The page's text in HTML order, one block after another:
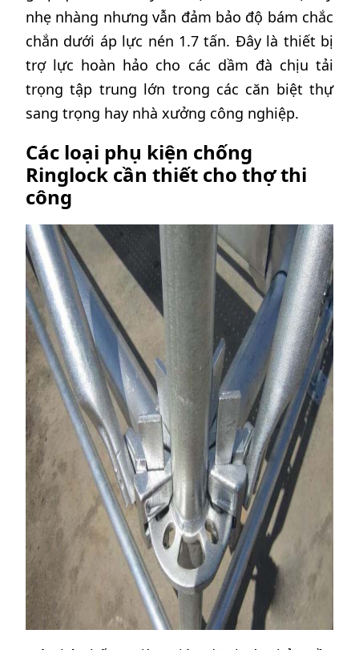
nhẹ nhàng nhưng vẫn đảm bảo độ bám chắc
chắn dưới áp lực nén 1.7 tấn. Đây là thiết bị
trợ lực hoàn hảo cho các dầm đà chịu tải
trọng tập trung lớn trong các căn biệt thự
sang trọng hay nhà xưởng công nghiệp.
Các loại phụ kiện chống
Ringlock cần thiết cho thợ thi
công